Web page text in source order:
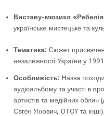
Виставу-мюзикл
українське мистецьке та
Тематика: Сюжет
незалежності України у
Особливість: Назва
аудіоальбому та участі в
артистів та медійних
Євген Янович, OTOY та інші).